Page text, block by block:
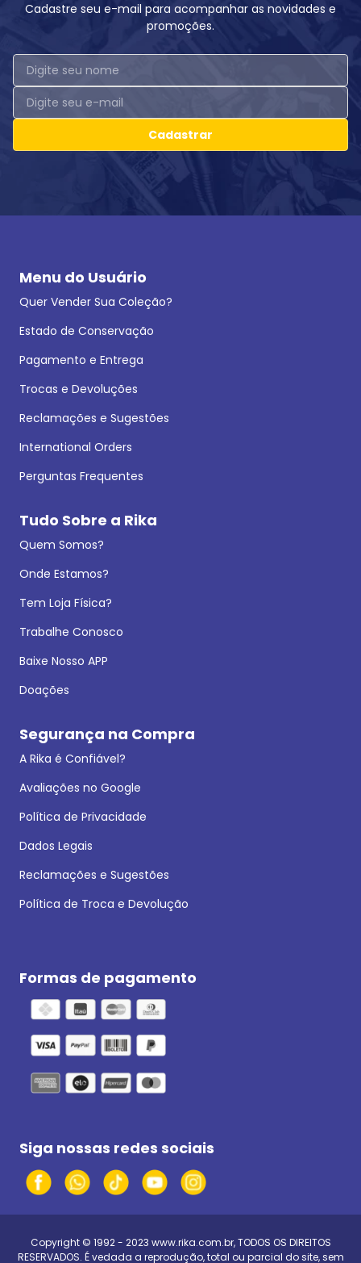
Cadastre seu e-mail para acompanhar as novidades e
promoções.
Cadastrar
Menu do Usuário
Quer Vender Sua Coleção?
Estado de Conservação
Pagamento e Entrega
Trocas e Devoluções
Reclamações e Sugestões
International Orders
Perguntas Frequentes
Tudo Sobre a Rika
Quem Somos?
Onde Estamos?
Tem Loja Física?
Trabalhe Conosco
Baixe Nosso APP
Doações
Segurança na Compra
A Rika é Confiável?
Avaliações no Google
Política de Privacidade
Dados Legais
Reclamações e Sugestões
Política de Troca e Devolução
Formas de pagamento
Siga nossas redes sociais
Copyright © 1992 - 2023 www.rika.com.br, TODOS OS DIREITOS
RESERVADOS. É vedada a reprodução, total ou parcial do site, sem